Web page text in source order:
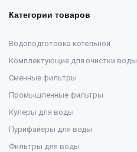
Категории товаров
Водоподготовка котельной
Комплектующие для очистки воды
Сменные фильтры
Промышленные фильтры
Кулеры для воды
Пурифайеры для воды
Фильтры для воды